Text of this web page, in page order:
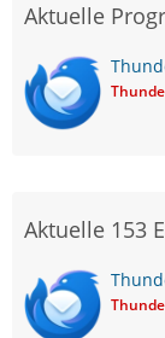
Aktuelle
Aktuelle 153